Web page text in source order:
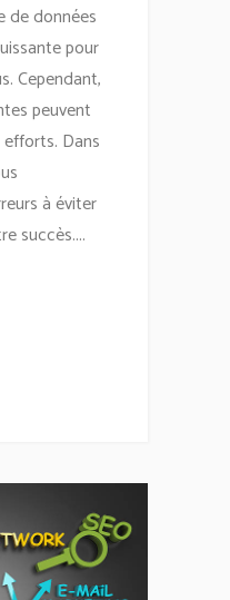
de données
pour
Cependant,
peuvent
Dans
à éviter
succès....